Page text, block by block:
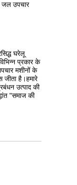
जल उपचार